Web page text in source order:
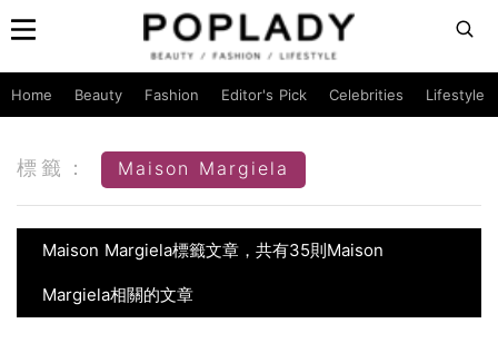
Home Beauty Fashion Editor's Pick Celebrities Lifestyle
標籤： Maison Margiela
Maison Margiela標籤文章，共有35則Maison
Margiela相關的文章